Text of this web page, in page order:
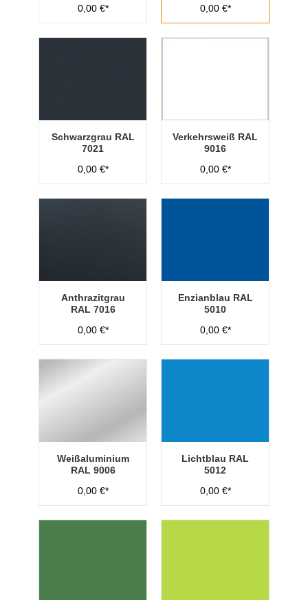
0,00 €*
0,00 €*
Schwarzgrau RAL
7021
0,00 €*
Verkehrsweiß RAL
9016
0,00 €*
Anthrazitgrau
RAL 7016
0,00 €*
Enzianblau RAL
5010
0,00 €*
Weißaluminium
RAL 9006
0,00 €*
Lichtblau RAL
5012
0,00 €*